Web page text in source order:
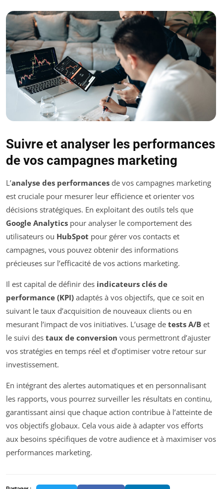
Suivre et analyser les performances
de vos campagnes marketing
L’analyse des performances de vos campagnes marketing
est cruciale pour mesurer leur efficience et orienter vos
décisions stratégiques. En exploitant des outils tels que
Google Analytics pour analyser le comportement des
utilisateurs ou HubSpot pour gérer vos contacts et
campagnes, vous pouvez obtenir des informations
précieuses sur l’efficacité de vos actions marketing.
Il est capital de définir des indicateurs clés de
performance (KPI) adaptés à vos objectifs, que ce soit en
suivant le taux d’acquisition de nouveaux clients ou en
mesurant l’impact de vos initiatives. L’usage de tests A/B et
le suivi des taux de conversion vous permettront d’ajuster
vos stratégies en temps réel et d’optimiser votre retour sur
investissement.
En intégrant des alertes automatiques et en personnalisant
les rapports, vous pourrez surveiller les résultats en continu,
garantissant ainsi que chaque action contribue à l’atteinte de
vos objectifs globaux. Cela vous aide à adapter vos efforts
aux besoins spécifiques de votre audience et à maximiser vos
performances marketing.